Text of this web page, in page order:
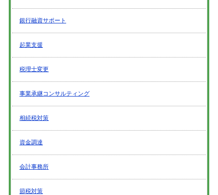
銀行融資サポート
起業支援
税理士変更
事業承継コンサルティング
相続税対策
資金調達
会計事務所
節税対策